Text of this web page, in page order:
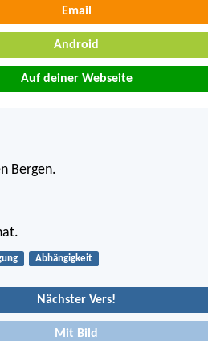
Email
Android
Auf deiner Webseite
Bergen.
Abhängigkeit
Nächster Vers!
Mit Bild